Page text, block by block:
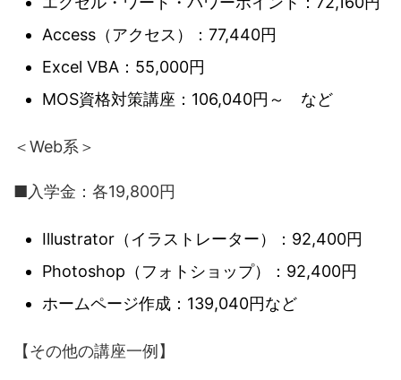
Access（アクセス）：77,440円
Excel VBA：55,000円
MOS資格対策講座：106,040円～ など
＜Web系＞
■入学金：各19,800円
Illustrator（イラストレーター）：92,400円
Photoshop（フォトショップ）：92,400円
ホームページ作成：139,040円など
【その他の講座一例】